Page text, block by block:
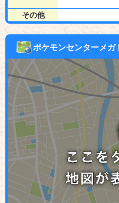
その他
ポケモンセンターメガ